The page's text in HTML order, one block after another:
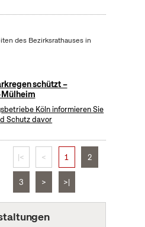
des Bezirksrathauses in
schützt –
Köln informieren Sie
Schutz davor
|< < 1 2
3 > >|